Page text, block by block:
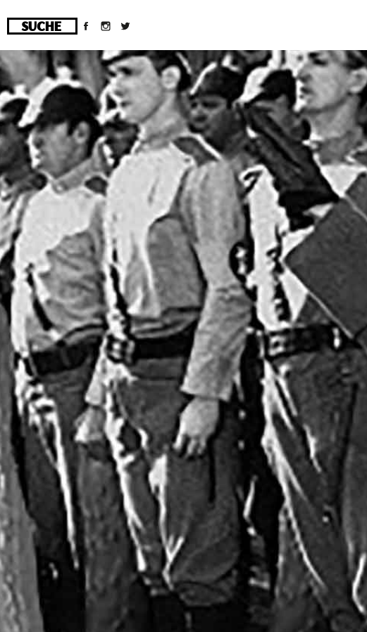
/homepages/10/d43051023/htdocs/wordpress/wp-